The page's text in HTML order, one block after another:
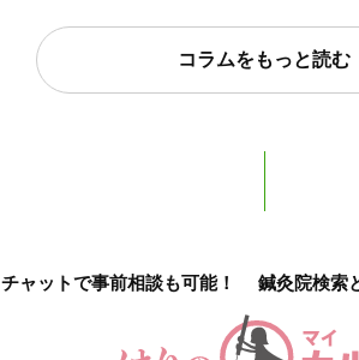
検索結果を見る
コラムをもっと読む
チャットで事前相談も可能！ 鍼灸院検索